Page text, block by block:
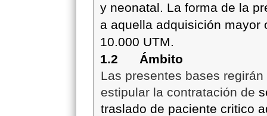
y neonatal. La forma de la
a aquella adquisición
10.000 UTM.
1.2 Ámbito
Las presentes bases
estipular la contratación de
traslado de paciente critico